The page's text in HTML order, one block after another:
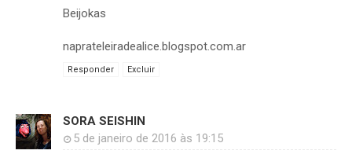
Beijokas
naprateleiradealice.blogspot.com.ar
Responder Excluir
SORA SEISHIN
5 de janeiro de 2016 às 19:15